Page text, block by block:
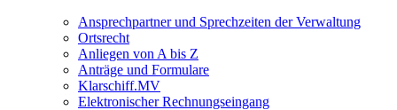
Ansprechpartner und Sprechzeiten der Verwaltung
Ortsrecht
Anliegen von A bis Z
Anträge und Formulare
Klarschiff.MV
Elektronischer Rechnungseingang